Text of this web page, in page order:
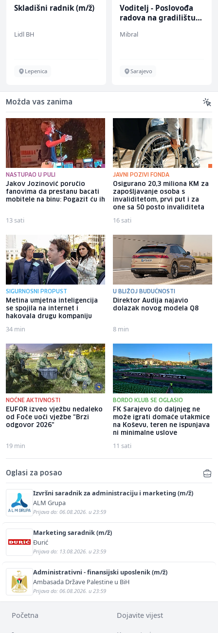
Skladišni radnik (m/ž)
Lidl BH
Lepenica
Voditelj - Poslovođa
radova na gradilištu
Mibral
Sarajevo
Možda vas zanima
NASTUPAO U PULI
Jakov Jozinović poručio
fanovima da prestanu bacati
mobitele na binu: Pogazit ću ih
13 sati
JAVNI POZIVI FONDA
Osigurano 20,3 miliona KM za
zapošljavanje osoba s
invaliditetom, prvi put i za
one sa 50 posto invaliditeta
16 sati
SIGURNOSNI PROPUST
Metina umjetna inteligencija
se spojila na internet i
hakovala drugu kompaniju
34 min
U BLIŽOJ BUDUĆNOSTI
Direktor Audija najavio
dolazak novog modela Q8
8 min
NOĆNE AKTIVNOSTI
EUFOR izveo vježbu nedaleko
od Foče uoči vježbe "Brzi
odgovor 2026"
19 min
BORDO KLUB SE OGLASIO
FK Sarajevo do daljnjeg ne
može igrati domaće utakmice
na Koševu, teren ne ispunjava
ni minimalne uslove
11 sati
Oglasi za posao
Izvršni saradnik za administraciju i marketing (m/ž)
ALM Grupa
Prijava do: 06.08.2026. u 23:59
Marketing saradnik (m/ž)
Đurić
Prijava do: 13.08.2026. u 23:59
Administrativni - finansijski uposlenik (m/ž)
Ambasada Države Palestine u BiH
Prijava do: 06.08.2026. u 23:59
Početna Dojavite vijest